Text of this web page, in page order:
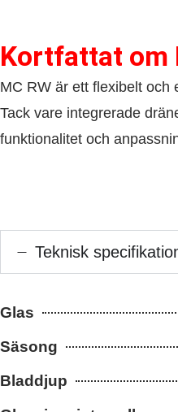
Kortfattat om​
MC RW är ett flexibelt och
Tack vare integrerade
funktionalitet och
Teknisk
Glas
Säsong
Bladdjup